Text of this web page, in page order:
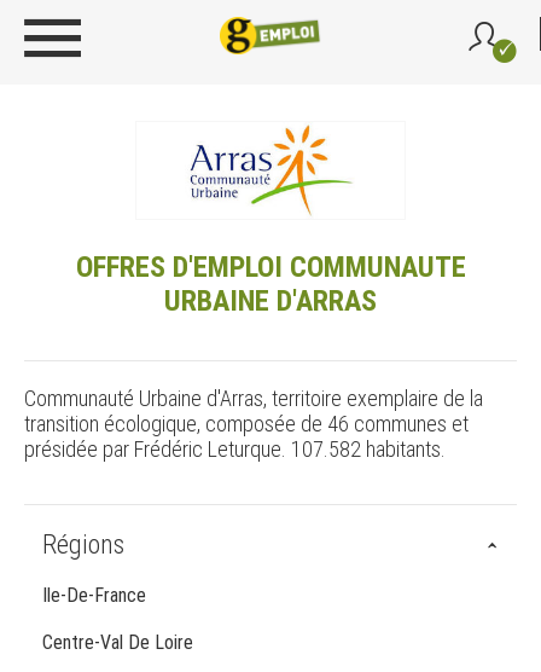
OFFRES D'EMPLOI COMMUNAUTE
URBAINE D'ARRAS
Communauté Urbaine d'Arras, territoire exemplaire de la
transition écologique, composée de 46 communes et
présidée par Frédéric Leturque. 107.582 habitants.
Régions
Ile-De-France
Centre-Val De Loire